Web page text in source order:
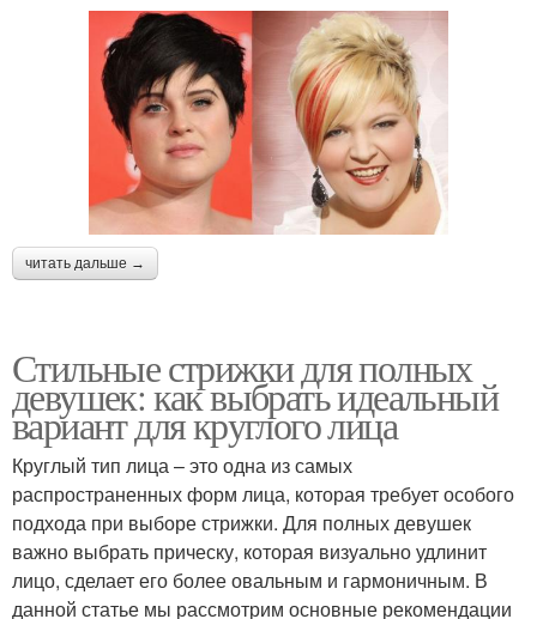
читать дальше →
Стильные стрижки для полных
девушек: как выбрать идеальный
вариант для круглого лица
Круглый тип лица – это одна из самых
распространенных форм лица, которая требует особого
подхода при выборе стрижки. Для полных девушек
важно выбрать прическу, которая визуально удлинит
лицо, сделает его более овальным и гармоничным. В
данной статье мы рассмотрим основные рекомендации